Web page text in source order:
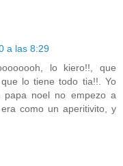
a las 8:29
lo kiero!!, que
lo tiene todo tia!!. Yo
noel no empezo a
como un aperitivito, y